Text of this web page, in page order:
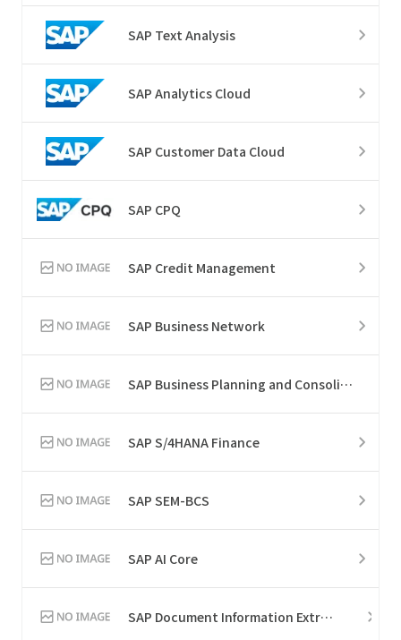
SAP Text Analysis
SAP Analytics Cloud
SAP Customer Data Cloud
SAP CPQ
SAP Credit Management
SAP Business Network
SAP Business Planning and Consolidation
SAP S/4HANA Finance
SAP SEM-BCS
SAP AI Core
SAP Document Information Extraction